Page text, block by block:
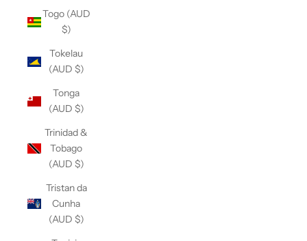
Togo (AUD
$)
Tokelau
(AUD $)
Tonga
(AUD $)
Trinidad &
Tobago
(AUD $)
Tristan da
Cunha
(AUD $)